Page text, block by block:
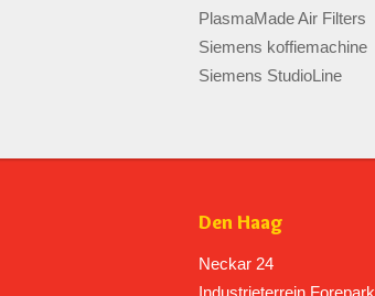
PlasmaMade Air Filters
Siemens koffiemachine
Siemens StudioLine
Den Haag
Neckar 24
Industrieterrein Forepark